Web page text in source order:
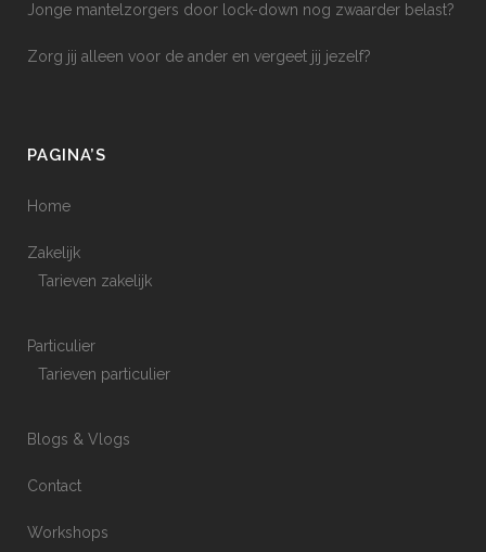
Jonge mantelzorgers door lock-down nog zwaarder belast?
Zorg jij alleen voor de ander en vergeet jij jezelf?
PAGINA’S
Home
Zakelijk
Tarieven zakelijk
Particulier
Tarieven particulier
Blogs & Vlogs
Contact
Workshops